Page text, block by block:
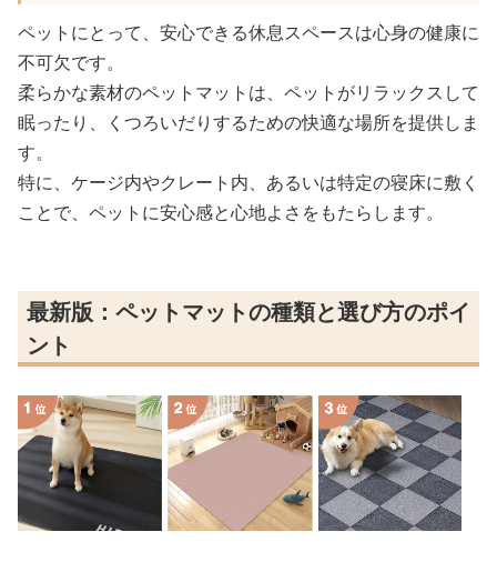
ペットにとって、安心できる休息スペースは心身の健康に
不可欠です。
柔らかな素材のペットマットは、ペットがリラックスして
眠ったり、くつろいだりするための快適な場所を提供しま
す。
特に、ケージ内やクレート内、あるいは特定の寝床に敷く
ことで、ペットに安心感と心地よさをもたらします。
最新版：ペットマットの種類と選び方のポイ
ント